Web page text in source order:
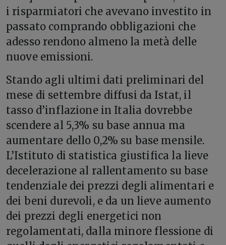
i risparmiatori che avevano investito in
passato comprando obbligazioni che
adesso rendono almeno la metà delle
nuove emissioni.
Stando agli ultimi dati preliminari del
mese di settembre diffusi da Istat, il
tasso d’inflazione in Italia dovrebbe
scendere al 5,3% su base annua ma
aumentare dello 0,2% su base mensile.
L’Istituto di statistica giustifica la lieve
decelerazione al rallentamento su base
tendenziale dei prezzi degli alimentari e
dei beni durevoli, e da un lieve aumento
dei prezzi degli energetici non
regolamentati, dalla minore flessione di